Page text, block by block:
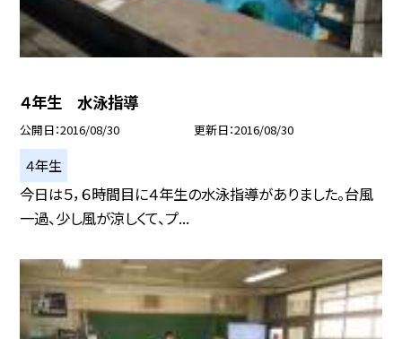
４年生 水泳指導
公開日 2016/08/30 更新日 2016/08/30
４年生
今日は５，６時間目に４年生の水泳指導がありました。台風
一過、少し風が涼しくて、プ...